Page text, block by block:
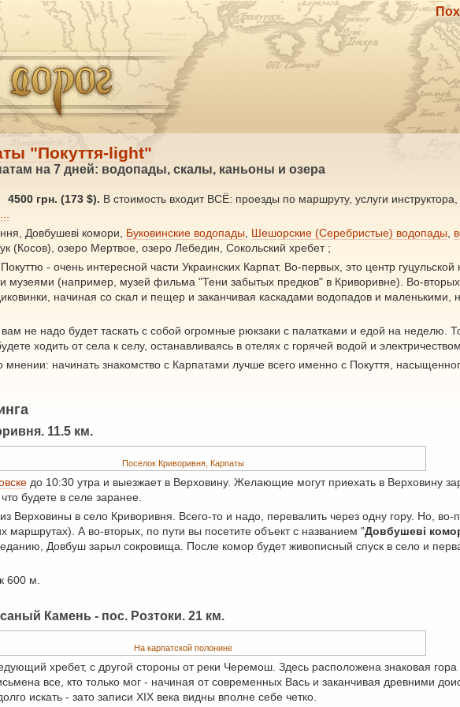
"Покуття-light"
на 7 дней: водопады, скалы, каньоны и озера
грн. (173 $). В стоимость входит ВСЁ: проезды по маршруту, услуги инструктора,
Довбушеві комори, Буковинские водопады Шешорские (Серебристые) водопады
(Косов), озеро Мертвое, озеро Лебедин, Сокольский хребет ;
- очень интересной части Украинских Карпат. Во-первых, это центр гуцульской
музеями (например, музей фильма "Тени забытых предков" в Криворивне). Во-
начиная со скал и пещер и заканчивая каскадами водопадов и маленькими,
вам не надо будет таскать с собой огромные рюкзаки с палатками и едой на неделю.
ходить от села к селу, останавливаясь в отелях с горячей водой и электричеством.
начинать знакомство с Карпатами лучше всего именно с Покуття,
11.5 км.
Поселок Криворивня, Карпаты
до 10:30 утра и выезжает в Верховину. Желающие могут приехать в Верховину
будете в селе заранее.
Верховины в село Криворивня. Всего-то и надо, перевалить через одну гору. Но, во-
маршрутах). А во-вторых, по пути вы посетите объект с названием "Довбушеві
Довбуш зарыл сокровища. После комор будет живописный спуск в село и
600 м.
Камень - пос. Розтоки. 21 км.
На карпатской полонине
хребет, с другой стороны от реки Черемош. Здесь расположена знаковая гора
все, кто только мог - начиная от современных Вась и заканчивая древними
искать - зато записи XIX века видны вполне себе четко.